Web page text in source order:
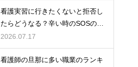
看護実習に行きたくないと拒否し
たらどうなる？辛い時のSOSの出
し方
2026.07.17
看護師の旦那に多い職業のランキ